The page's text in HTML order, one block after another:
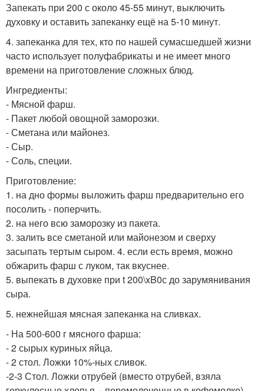
Запекать при 200 с около 45-55 минут, выключить
духовку и оставить запеканку ещё на 5-10 минут.
4. запеканка для тех, кто по нашей сумасшедшей жизни
часто использует полуфабрикаты и не имеет много
времени на приготовление сложных блюд.
Ингредиенты:
- Мясной фарш.
- Пакет любой овощной заморозки.
- Сметана или майонез.
- Сыр.
- Соль, специи.
Приготовление:
1. на дно формы выложить фарш предварительно его
посолить - поперчить.
2. на него всю заморозку из пакета.
3. залить все сметаной или майонезом и сверху
засыпать тертым сыром. 4. если есть время, можно
обжарить фарш с луком, так вкуснее.
5. выпекать в духовке при t 200\xB0с до зарумянивания
сыра.
5. нежнейшая мясная запеканка на сливках.
- На 500-600 г мясного фарша:
- 2 сырых куриных яйца.
- 2 стол. Ложки 10%-ных сливок.
-2-3 Стол. Ложки отрубей (вместо отрубей, взяла